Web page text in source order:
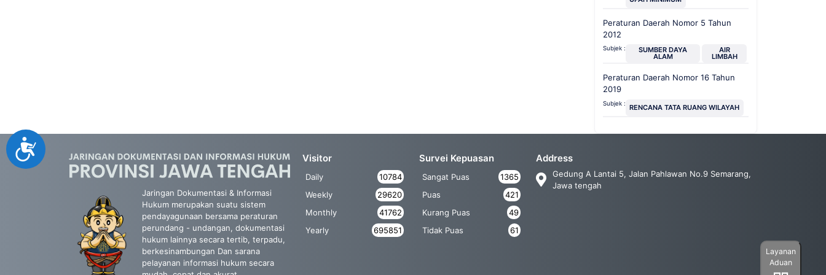
Accessibility
Peraturan Daerah Nomor 5 Tahun
2012
Subjek : SUMBER DAYA
ALAM
AIR
LIMBAH
Peraturan Daerah Nomor 16 Tahun
2019
Subjek : RENCANA TATA RUANG WILAYAH
Jaringan Dokumentasi & Informasi
Hukum merupakan suatu sistem
pendayagunaan bersama peraturan
perundang - undangan, dokumentasi
hukum lainnya secara tertib, terpadu,
berkesinambungan Dan sarana
pelayanan informasi hukum secara
Visitor
Daily
10784
Weekly
29620
Monthly
41762
Yearly
695851
Survei Kepuasan
Sangat Puas
1365
Puas
421
Kurang Puas
49
Tidak Puas
61
Address
Gedung A Lantai 5, Jalan Pahlawan No.9 Semarang,
Jawa tengah
Layanan
Aduan